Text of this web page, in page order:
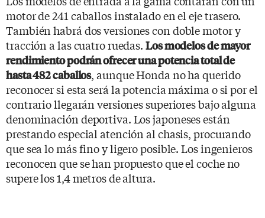
motor de 241 caballos instalado en el eje trasero.
También habrá dos versiones con doble motor y
tracción a las cuatro ruedas. Los modelos de mayor
rendimiento podrán ofrecer una potencia total de
hasta 482 caballos, aunque Honda no ha querido
reconocer si esta será la potencia máxima o si por el
contrario llegarán versiones superiores bajo alguna
denominación deportiva. Los japoneses están
prestando especial atención al chasis, procurando
que sea lo más fino y ligero posible. Los ingenieros
reconocen que se han propuesto que el coche no
supere los 1,4 metros de altura.